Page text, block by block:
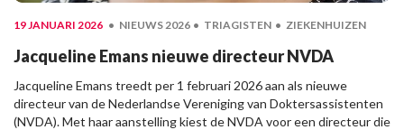
19 JANUARI 2026 NIEUWS 2026 TRIAGISTEN ZIEKENHUIZEN
Jacqueline Emans nieuwe directeur NVDA
Jacqueline Emans treedt per 1 februari 2026 aan als nieuwe
directeur van de Nederlandse Vereniging van Doktersassistenten
(NVDA). Met haar aanstelling kiest de NVDA voor een directeur die